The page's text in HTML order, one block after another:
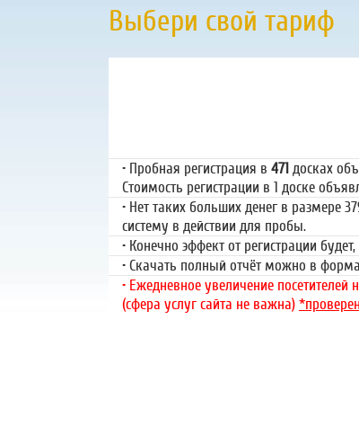
Выбери свой тариф
• Пробная регистрация в 471досках
Стоимость регистрации в 1 доске
• Нет таких больших денег в размере
систему в действии для пробы.
• Конечно эффект от регистрации
• Скачать полный отчёт можно в
• Ежедневное увеличение посетителей
(сфера услуг сайта не важна)